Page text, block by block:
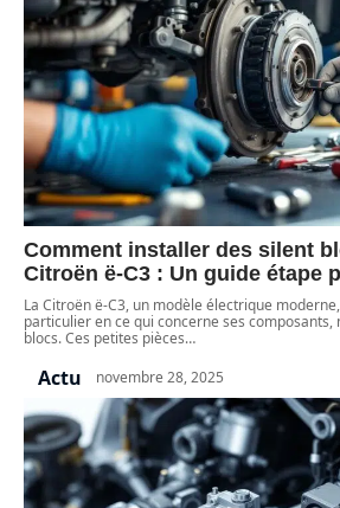
Comment installer des silent
Citroën ë-C3 : Un guide étape
La Citroën ë-C3, un modèle électrique
particulier en ce qui concerne ses
blocs. Ces petites pièces…
Actu novembre 28, 2025